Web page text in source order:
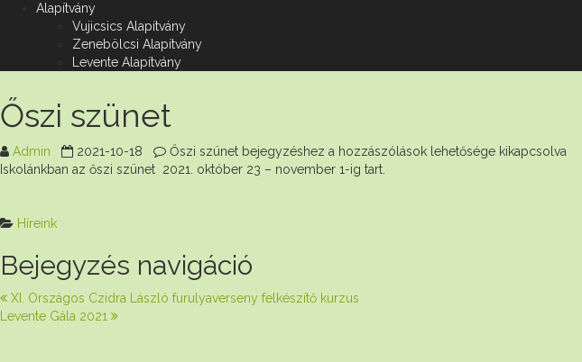
Alapítvány
Vujicsics Alapítvány
Zenebölcsi Alapítvány
Levente Alapítvány
Őszi szünet
Admin 2021-10-18 Őszi szünet bejegyzéshez a hozzászólások lehetősége kikapcsolva
Iskolánkban az őszi szünet 2021. október 23 – november 1-ig tart.
Híreink
Bejegyzés navigáció
XI. Országos Czidra László furulyaverseny felkészítő kurzus
Levente Gála 2021